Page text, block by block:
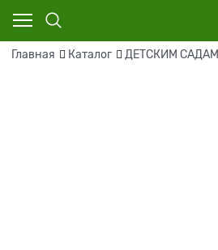
Главная Каталог ДЕТСКИМ САДАМ